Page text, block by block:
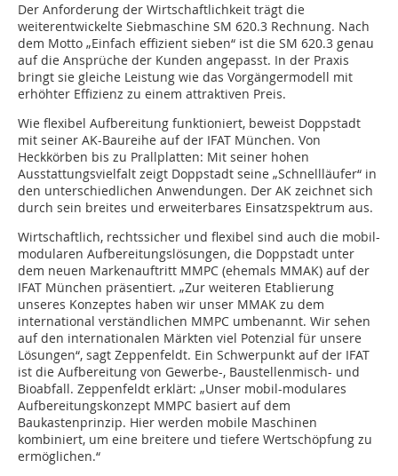
Der Anforderung der Wirtschaftlichkeit trägt die
weiterentwickelte Siebmaschine SM 620.3 Rechnung. Nach
dem Motto „Einfach effizient sieben“ ist die SM 620.3 genau
auf die Ansprüche der Kunden angepasst. In der Praxis
bringt sie gleiche Leistung wie das Vorgängermodell mit
erhöhter Effizienz zu einem attraktiven Preis.
Wie flexibel Aufbereitung funktioniert, beweist Doppstadt
mit seiner AK-Baureihe auf der IFAT München. Von
Heckkörben bis zu Prallplatten: Mit seiner hohen
Ausstattungsvielfalt zeigt Doppstadt seine „Schnellläufer“ in
den unterschiedlichen Anwendungen. Der AK zeichnet sich
durch sein breites und erweiterbares Einsatzspektrum aus.
Wirtschaftlich, rechtssicher und flexibel sind auch die mobil-
modularen Aufbereitungslösungen, die Doppstadt unter
dem neuen Markenauftritt MMPC (ehemals MMAK) auf der
IFAT München präsentiert. „Zur weiteren Etablierung
unseres Konzeptes haben wir unser MMAK zu dem
international verständlichen MMPC umbenannt. Wir sehen
auf den internationalen Märkten viel Potenzial für unsere
Lösungen“, sagt Zeppenfeldt. Ein Schwerpunkt auf der IFAT
ist die Aufbereitung von Gewerbe-, Baustellenmisch- und
Bioabfall. Zeppenfeldt erklärt: „Unser mobil-modulares
Aufbereitungskonzept MMPC basiert auf dem
Baukastenprinzip. Hier werden mobile Maschinen
kombiniert, um eine breitere und tiefere Wertschöpfung zu
ermöglichen.“